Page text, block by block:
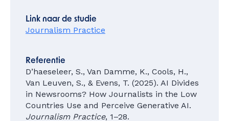
Link naar de studie
Journalism Practice
Referentie
D’haeseleer, S., Van Damme, K., Cools, H.,
Van Leuven, S., & Evens, T. (2025). AI Divides
in Newsrooms? How Journalists in the Low
Countries Use and Perceive Generative AI.
Journalism Practice, 1–28.